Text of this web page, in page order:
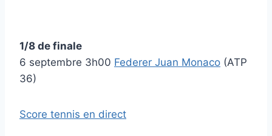
1/8 de finale
6 septembre 3h00 Federer Juan Monaco (ATP
36)
Score tennis en direct